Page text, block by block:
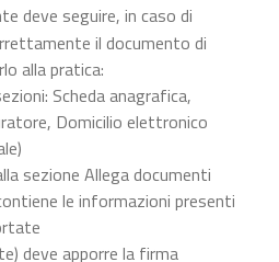
deve seguire, in caso di
il documento di
alla pratica:
Scheda anagrafica,
Domicilio elettronico
sezione Allega documenti
le informazioni presenti
deve apporre la firma